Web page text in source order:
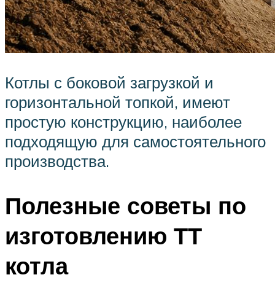
Котлы с боковой загрузкой и
горизонтальной топкой, имеют
простую конструкцию, наиболее
подходящую для самостоятельного
производства.
Полезные советы по
изготовлению ТТ
котла